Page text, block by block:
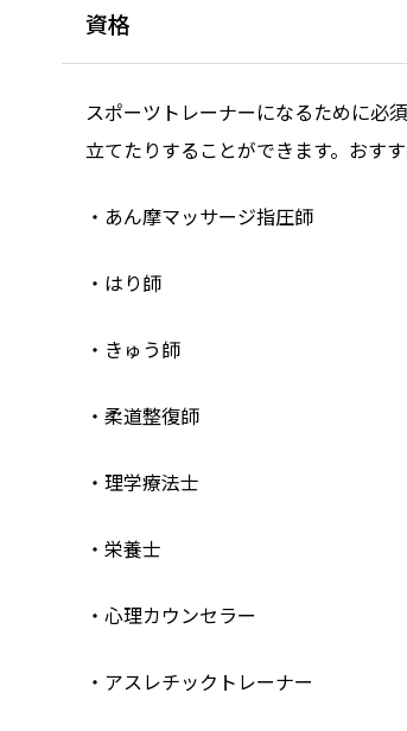
資格
スポーツトレーナーになるために必
立てたりすることができます。おす
・あん摩マッサージ指圧師
・はり師
・きゅう師
・柔道整復師
・理学療法士
・栄養士
・心理カウンセラー
・アスレチックトレーナー